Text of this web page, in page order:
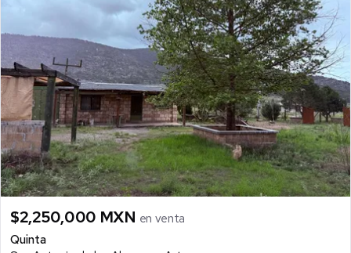
$2,250,000 MXN en venta
Quinta